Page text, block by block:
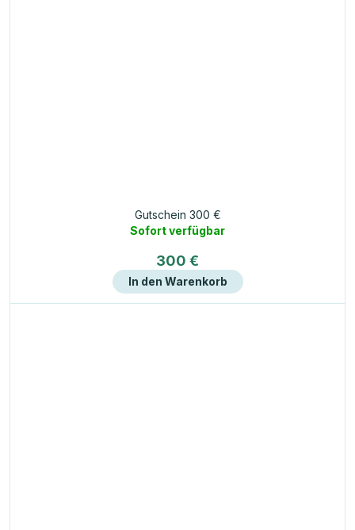
Gutschein 300 €
Sofort verfügbar
300 €
In den Warenkorb